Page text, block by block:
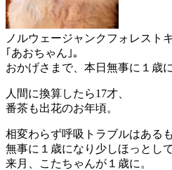
ノルウェージャンクフォレスト
｢あおちゃん｣。
おかげさまで、本日無事に１歳
人間に換算したら17才、
番茶も出花のお年頃。
相変わらず呼吸トラブルはあるも
無事に１歳になり少しほっとし
来月、こたちゃんが１歳に。